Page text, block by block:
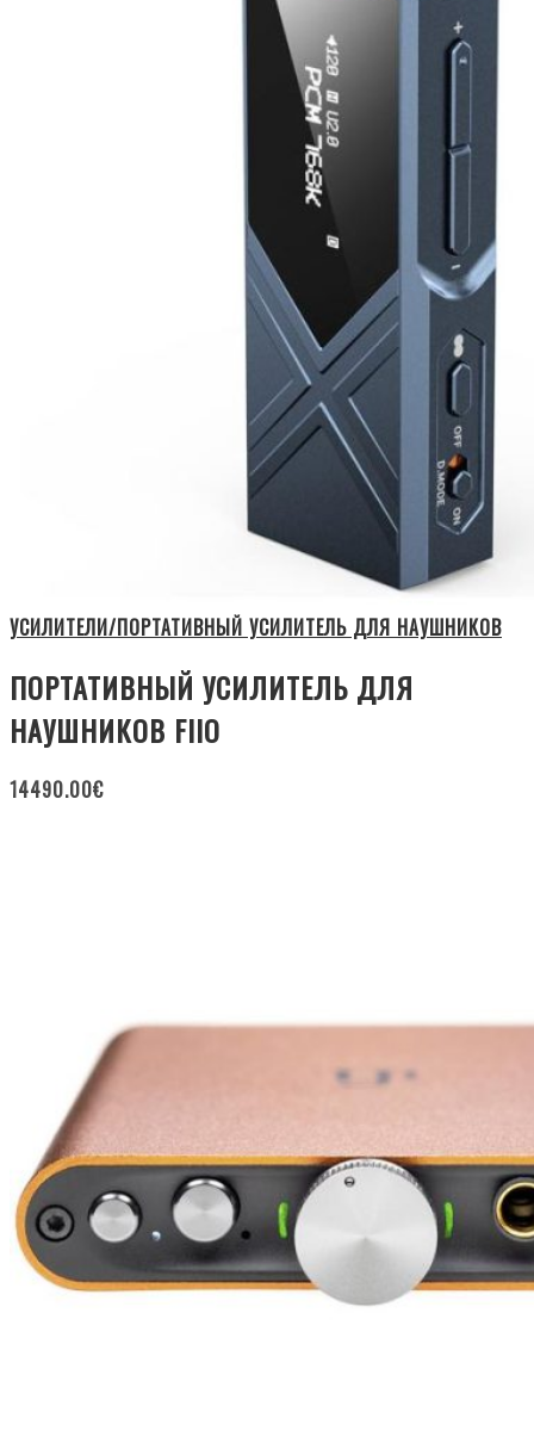
УСИЛИТЕЛИ/ПОРТАТИВНЫЙ УСИЛИТЕЛЬ ДЛЯ НАУШНИКОВ
ПОРТАТИВНЫЙ УСИЛИТЕЛЬ ДЛЯ
НАУШНИКОВ FIIO
14490.00€